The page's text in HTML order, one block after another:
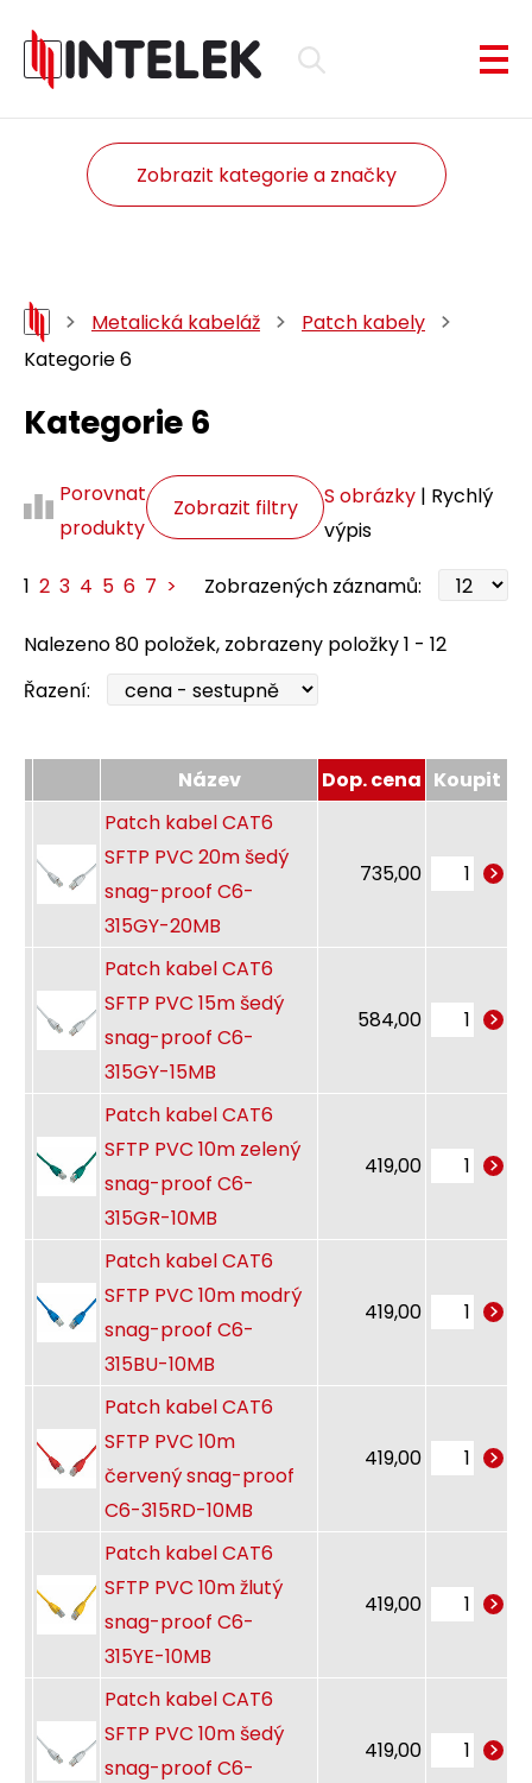
Zobrazit kategorie a značky
Metalická kabeláž
Patch kabely
Kategorie 6
Kategorie 6
Porovnat
produkty
Zobrazit filtry S obrázky | Rychlý
výpis
1 2 3 4 5 6 7 > Zobrazených záznamů:
Nalezeno 80 položek, zobrazeny položky 1 - 12
Řazení:
Název Dop. cena Koupit
Patch kabel CAT6
SFTP PVC 20m šedý
snag-proof C6-
315GY-20MB
735,00
Patch kabel CAT6
SFTP PVC 15m šedý
snag-proof C6-
315GY-15MB
584,00
Patch kabel CAT6
SFTP PVC 10m zelený
snag-proof C6-
315GR-10MB
419,00
Patch kabel CAT6
SFTP PVC 10m modrý
snag-proof C6-
315BU-10MB
419,00
Patch kabel CAT6
SFTP PVC 10m
červený snag-proof
C6-315RD-10MB
419,00
Patch kabel CAT6
SFTP PVC 10m žlutý
snag-proof C6-
315YE-10MB
419,00
Patch kabel CAT6
SFTP PVC 10m šedý
snag-proof C6-
419,00